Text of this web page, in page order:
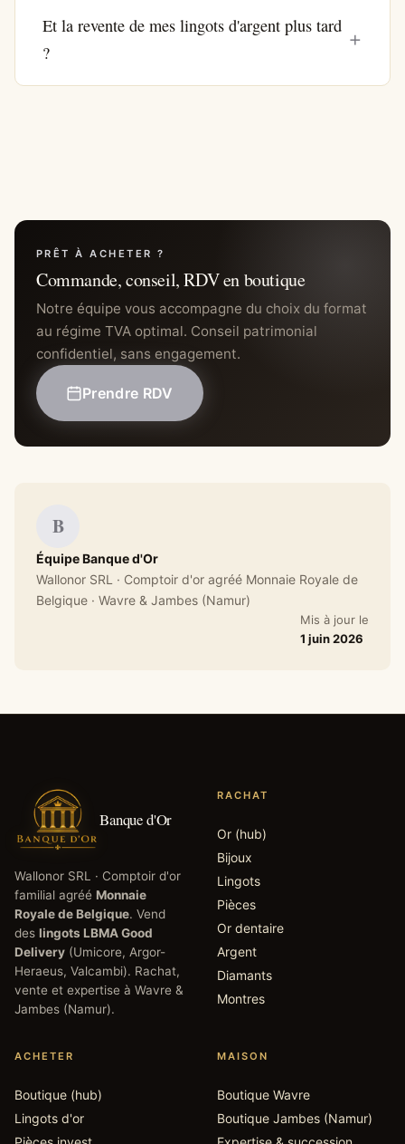
Et la revente de mes lingots d'argent plus tard
?
PRÊT À ACHETER ?
Commande, conseil, RDV en boutique
Notre équipe vous accompagne du choix du format
au régime TVA optimal. Conseil patrimonial
confidentiel, sans engagement.
Prendre RDV
B
Équipe Banque d'Or
Wallonor SRL · Comptoir d'or agréé Monnaie Royale de
Belgique · Wavre & Jambes (Namur)
Mis à jour le
1 juin 2026
Banque d'Or
Wallonor SRL
· Comptoir d'or
familial agréé Monnaie
Royale de Belgique. Vend
des lingots LBMA Good
Delivery (Umicore, Argor-
Heraeus, Valcambi). Rachat,
vente et expertise à Wavre &
Jambes (Namur).
RACHAT
Or (hub)
Bijoux
Lingots
Pièces
Or dentaire
Argent
Diamants
Montres
ACHETER
Boutique (hub)
Lingots d'or
MAISON
Boutique Wavre
Boutique Jambes (Namur)